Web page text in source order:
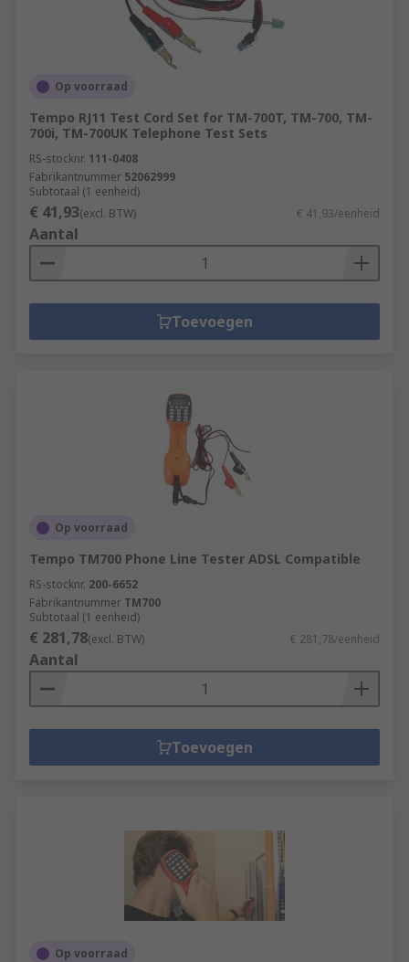
Op voorraad
Tempo RJ11 Test Cord Set for TM-700T, TM-700, TM-
700i, TM-700UK Telephone Test Sets
RS-stocknr. 111-0408
Fabrikantnummer 52062999
Subtotaal (1 eenheid)
€ 41,93(excl. BTW) € 41,93/eenheid
Aantal
Toevoegen
Op voorraad
Tempo TM700 Phone Line Tester ADSL Compatible
RS-stocknr. 200-6652
Fabrikantnummer TM700
Subtotaal (1 eenheid)
€ 281,78(excl. BTW) € 281,78/eenheid
Aantal
Toevoegen
Op voorraad